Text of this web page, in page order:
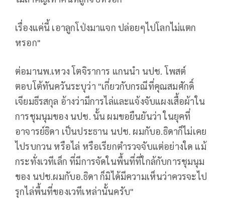
เรื่องแค่นี้ เอาลูกโป่งมาแจก ปล่อยๆไปโลกไม่แตก
หรอก"
ต่อมานพ.เหวง โตจิราการ แกนนำ นปช. โพสต์
ตอบโต้ทันควันระบุว่า "เกี่ยวกับกรณีที่คุณสมศักดิ์
เจียมธีรสกุล อ้างว่ามีการไล่และแจ้งจับแผงเสื้อผ้าใน
การชุมนุมของ นปช. นั้น ผมขอยืนยันว่า ในยุคที่
อาจารย์ธิดา เป็นประธาน นปช. ผมกับอ.ธิดาก็ไม่เคย
ไปรบกวน หรือไล่ หรือเรียกตำรวจจับแต่อย่างใด แม้
กระทั่งเวทีเล็ก ที่มีการจัดในพื้นที่ที่ใกล้กับการชุมนุม
ของ นปช.ผมกับอ.ธิดา ก็มิได้มีความเห็นว่าควรจะไป
รุกไล่พื้นที่ของเวทีเหล่านั้นครับ"